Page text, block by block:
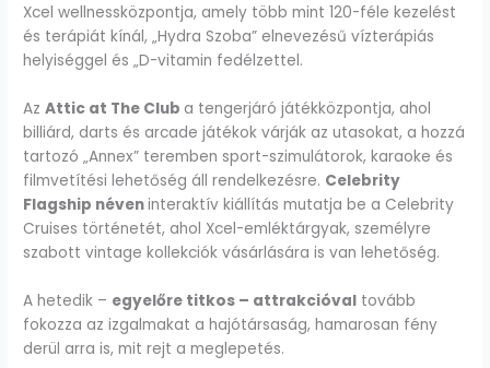
Xcel wellnessközpontja, amely több mint 120-féle kezelést
és terápiát kínál, „Hydra Szoba” elnevezésű vízterápiás
helyiséggel és „D-vitamin fedélzettel.
AzAttic at The Club a tengerjáró játékközpontja, ahol
billiárd, darts és arcade játékok várják az utasokat, a hozzá
tartozó „Annex” teremben sport-szimulátorok, karaoke és
filmvetítési lehetőség áll rendelkezésre. Celebrity
Flagship néveninteraktív kiállítás mutatja be a Celebrity
Cruises történetét, ahol Xcel-emléktárgyak, személyre
szabott vintage kollekciók vásárlására is van lehetőség.
A hetedik – egyelőre titkos – attrakcióval tovább
fokozza az izgalmakat a hajótársaság, hamarosan fény
derül arra is, mit rejt a meglepetés.